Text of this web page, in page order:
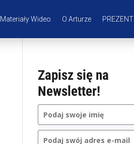
Materiały Wideo O Arturze PREZENT
Zapisz się na
Newsletter!